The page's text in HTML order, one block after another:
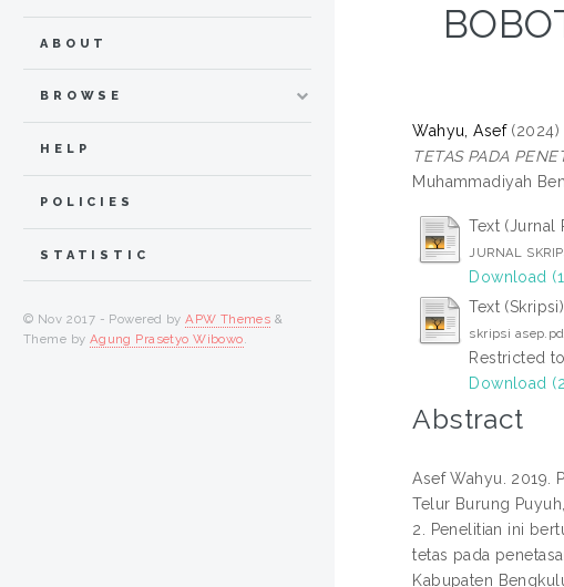
Wahyu, Asef(2024)
TETAS PADA
Muhammadiyah
Text (Jurnal
JURNAL
Download
Text (Skripsi)
skripsi
Restricted
Download
Abstract
Asef Wahyu. 2019.
Telur Burung
2. Penelitian ini
tetas pada
Kabupaten
ABOUT
BROWSE
HELP
POLICIES
STATISTIC
© Nov 2017 - Powered byAPW Themes &
Theme by Agung Prasetyo Wibowo.